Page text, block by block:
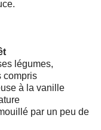
légumes,
compris
à la vanille
par un peu de